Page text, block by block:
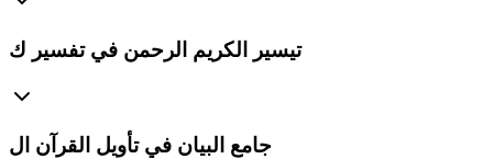
تيسير الكريم الرحمن في تفسير ك
جامع البيان في تأويل القرآن ال